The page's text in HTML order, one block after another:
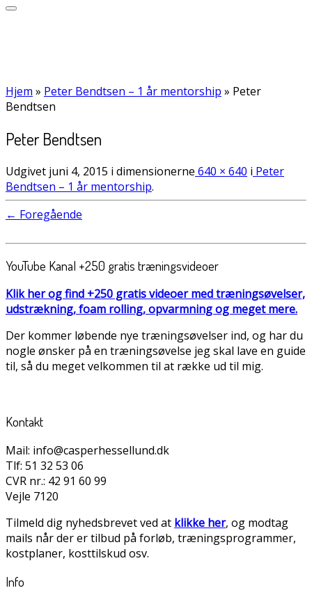
Hjem » Peter Bendtsen – 1 år mentorship » Peter
Bendtsen
Peter Bendtsen
Udgivet juni 4, 2015 i dimensionerne 640 × 640 i Peter
Bendtsen – 1 år mentorship.
← Foregående
YouTube Kanal +250 gratis træningsvideoer
Klik her og find +250 gratis videoer med træningsøvelser,
udstrækning, foam rolling, opvarmning og meget mere.
Der kommer løbende nye træningsøvelser ind, og har du
nogle ønsker på en træningsøvelse jeg skal lave en guide
til, så du meget velkommen til at række ud til mig.
Kontakt
Mail: info@casperhessellund.dk
Tlf: 51 32 53 06
CVR nr.: 42 91 60 99
Vejle 7120
Tilmeld dig nyhedsbrevet ved at klikke her, og modtag
mails når der er tilbud på forløb, træningsprogrammer,
kostplaner, kosttilskud osv.
Info